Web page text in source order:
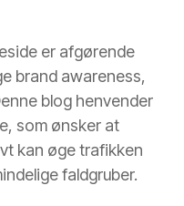
er afgørende
brand awareness,
blog henvender
som ønsker at
kan øge trafikken
faldgruber.